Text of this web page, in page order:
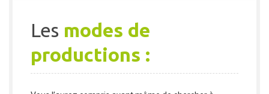
Les modes de
productions :